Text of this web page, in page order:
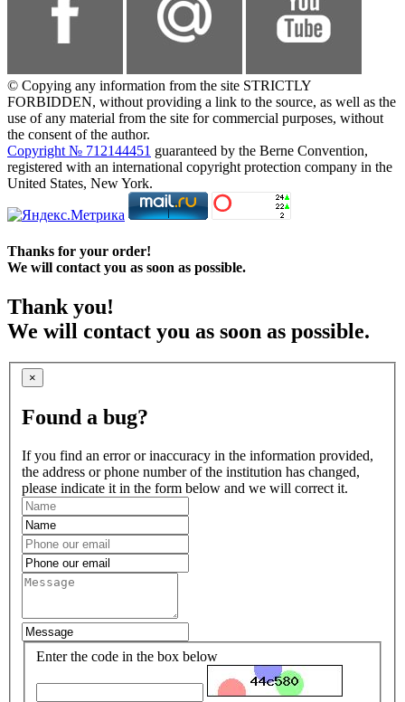
© Copying any information from the site STRICTLY
FORBIDDEN, without providing a link to the source, as well as the
use of any material from the site for commercial purposes, without
the consent of the author.
Copyright № 712144451 guaranteed by the Berne Convention,
registered with an international copyright protection company in the
United States, New York.
Thanks for your order!
We will contact you as soon as possible.
Thank you!
We will contact you as soon as possible.
×
Found a bug?
If you find an error or inaccuracy in the information provided,
the address or phone number of the institution has changed,
please indicate it in the form below and we will correct it.
Enter the code in the box below